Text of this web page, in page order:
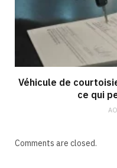
Véhicule de
ce qui
Comments are closed.